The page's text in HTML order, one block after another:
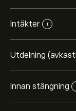
Intäkter i
Utdelning
Innan stängning